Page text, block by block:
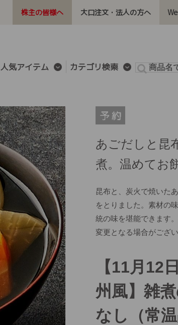
株主の皆様へ 大口注文・法人の方へ
人気アイテム カテゴリ検索
あごだしと昆
煮。温めてお
昆布と、炭火で焼いた
をとりました。素材の
統の味を堪能できます
変更となる場合がござい
【11月12
州風】雑
なし（常